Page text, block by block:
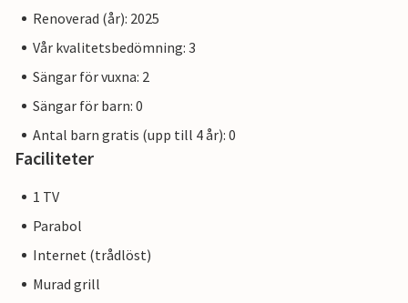
Renoverad (år): 2025
Vår kvalitetsbedömning: 3
Sängar för vuxna: 2
Sängar för barn: 0
Antal barn gratis (upp till 4 år): 0
Faciliteter
1 TV
Parabol
Internet (trådlöst)
Murad grill